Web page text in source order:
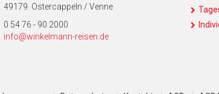
49179 Ostercappeln / Venne
0 54 76 - 90 2000
info@winkelmann-reisen.de